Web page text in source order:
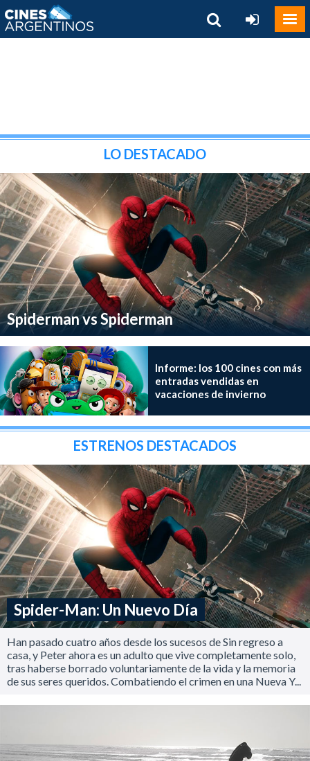
LO DESTACADO
Spiderman vs Spiderman
Informe: los 100 cines con más
entradas vendidas en
vacaciones de invierno
ESTRENOS DESTACADOS
Spider-Man: Un Nuevo Día
Han pasado cuatro años desde los sucesos de Sin regreso a
casa, y Peter ahora es un adulto que vive completamente solo,
tras haberse borrado voluntariamente de la vida y la memoria
de sus seres queridos. Combatiendo el crimen en una Nueva Y...